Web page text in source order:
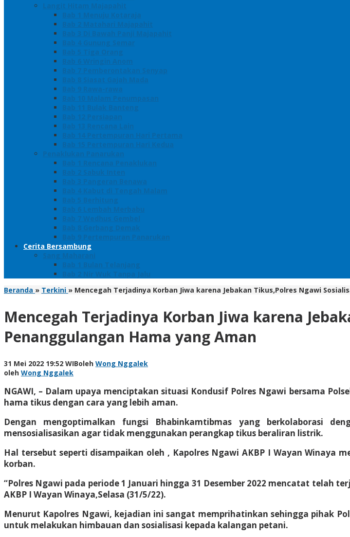
Langit Hitam Majapahit
Bab 1 Menuju Kotaraja
Bab 2 Matahari Majapahit
Bab 3 Di Bawah Panji Majapahit
Bab 4 Gunung Semar
Bab 5 Tiga Orang
Bab 6 Wringin Anom
Bab 7 Pemberontakan Senyap
Bab 8 Siasat Gajah Mada
Bab 9 Rawa-rawa
Bab 10 Malam Penumpasan
Bab 11 Bulak Banteng
Bab 12 Persiapan
Bab 13 Rencana Lain
Bab 14 Pertempuran Hari Pertama
Bab 15 Pertempuran Hari Kedua
Penaklukan Panarukan
Bab 1 Rencana Penaklukan
Bab 2 Sabuk Inten
Bab 3 Pangeran Benawa
Bab 4 Kabut di Tengah Malam
Bab 5 Berhitung
Bab 6 Lembah Merbabu
Bab 7 Wedhus Gembel
Bab 8 Gerbang Demak
Bab 9 Pertempuran Panarukan
Cerita Bersambung
Sang Maharani
Bab 1 Bulan Telanjang
Bab 2 Nir Wuk Tanpa Jalu
Beranda » Terkini » Mencegah Terjadinya Korban Jiwa karena Jebakan Tikus,Polres Ngawi
Mencegah Terjadinya Korban Jiwa karena
Penanggulangan Hama yang Aman
31 Mei 2022 19:52 WIBoleh Wong Nggalek
oleh Wong Nggalek
NGAWI, – Dalam upaya menciptakan situasi Kondusif Polres Ngawi bersama
hama tikus dengan cara yang lebih aman.
Dengan mengoptimalkan fungsi Bhabinkamtibmas yang berkolaborasi
mensosialisasikan agar tidak menggunakan perangkap tikus beraliran listrik.
Hal tersebut seperti disampaikan oleh , Kapolres Ngawi AKBP I Wayan
korban.
“Polres Ngawi pada periode 1 Januari hingga 31 Desember 2022 mencatat telah
AKBP I Wayan Winaya,Selasa (31/5/22).
Menurut Kapolres Ngawi, kejadian ini sangat memprihatinkan sehingga pihak
untuk melakukan himbauan dan sosialisasi kepada kalangan petani.